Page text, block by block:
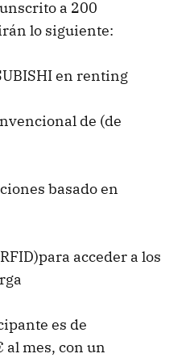
a 200
lo siguiente:
en renting
de (de
basado en
RFID)para acceder a los
es de
mes, con un